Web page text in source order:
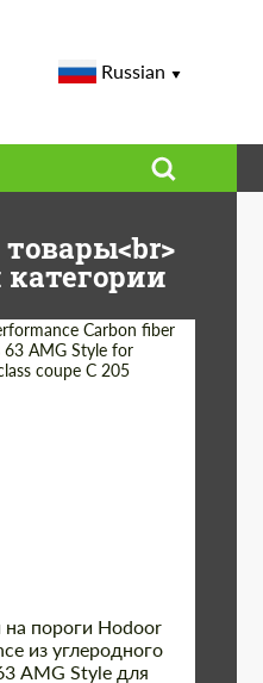
Russian
категории
на пороги Hodoor
из углеродного
AMG Style для